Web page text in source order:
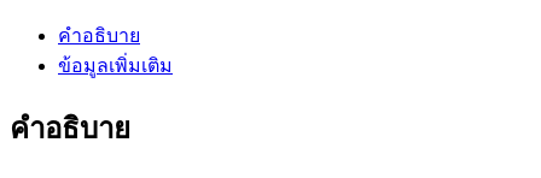
พัสดุ
กรม
แห่ง
คำอธิบาย
ข้อมูลเพิ่มเติม
คำอธิบาย